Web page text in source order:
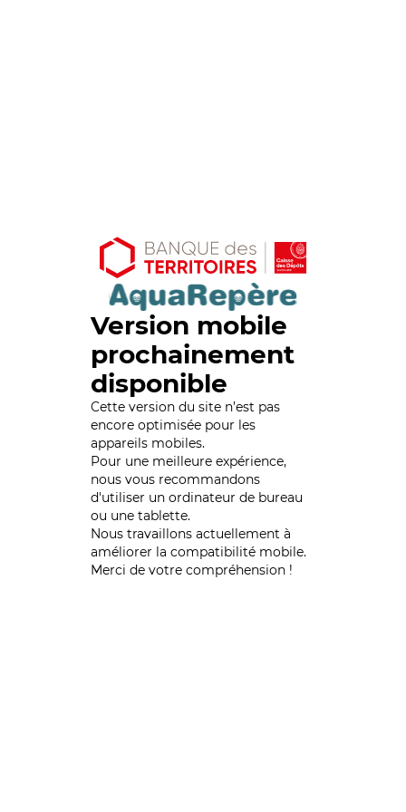
Version mobile
prochainement
disponible
Cette version du site n’est pas
encore optimisée pour les
appareils mobiles.
Pour une meilleure expérience,
nous vous recommandons
d'utiliser un ordinateur de bureau
ou une tablette.
Nous travaillons actuellement à
améliorer la compatibilité mobile.
Merci de votre compréhension !